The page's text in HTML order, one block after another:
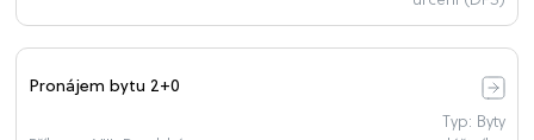
Pronájem bytu 2+0
Typ: Byty